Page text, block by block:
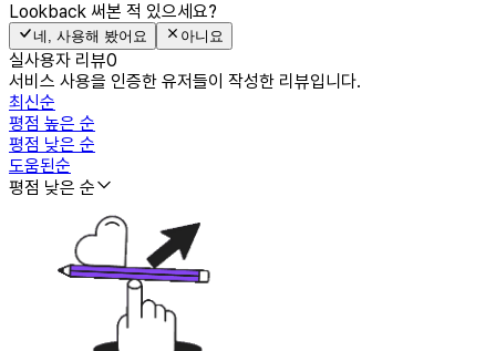
Lookback 써본 적 있으세요?
네, 사용해 봤어요 아니요
실사용자 리뷰0
서비스 사용을 인증한 유저들이 작성한 리뷰입니다.
최신순
평점 높은 순
평점 낮은 순
도움된순
평점 낮은 순